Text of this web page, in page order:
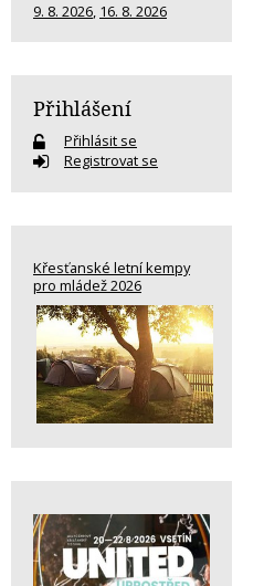
9. 8. 2026, 16. 8. 2026
Přihlášení
Přihlásit se
Registrovat se
Křesťanské letní kempy
pro mládež 2026